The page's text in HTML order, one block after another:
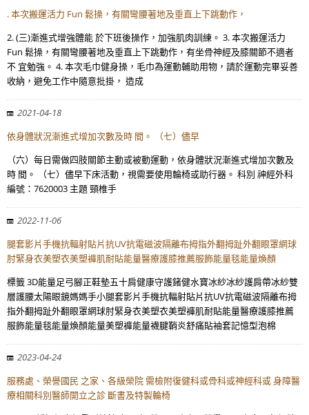
. 本次搬運活力 Fun 鬆操，有關彎腰著地及垂直上下跳動作，
2. (三)漸進式增強體能 於下班後操作，加強肌肉訓練。 3. 本次搬運活力
Fun 鬆操，有關彎腰著地及垂直上下跳動作，有坐骨神經及膝關節不適者
不 宜勉強。 4. 本次毛巾健身操，毛巾為運動輔助用物，請於運動完畢妥善
收納，避免工作中隨意批掛， 造成
2021-04-18
依身體狀況漸進式增加次數及時 間。 （七）儘早
（六）每日需做四肢關節主動或被動運動，依身體狀況漸進式增加次數及
時 間。 （七）儘早下床活動，視需要使用輪椅或助行器。 科別 神經外科
編號：7620003 主題 頸椎手
2022-11-06
腿套影片手機抗輻射貼片抗UV抗電磁波隔離布拇指外翻拇趾外翻眼罩網球
肘緊身衣美塑衣美塑褲肌耐貼能量醫療護膝推薦服飾能量毯能量煥顏
標籤 3D能量足弓腳正鞋墊五十肩健康守護鍺健水寶冰紗冰紗護肩帶冰紗雙
層護腰太陽眼鏡媽媽手小腿套影片手機抗輻射貼片抗UV抗電磁波隔離布拇
指外翻拇趾外翻眼罩網球肘緊身衣美塑衣美塑褲肌耐貼能量醫療護膝推薦
服飾能量毯能量煥顏能量美塑褲能量襪腱鞘炎舒痛貼袖套記憶型泡棉
2023-04-24
服務處、榮譽國民 之家、各級榮院 需檢附復健科或骨科或神經科或 身障醫
療相關科別醫師開立之診 斷書及特製輪椅